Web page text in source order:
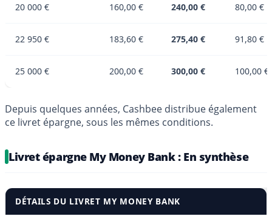
20 000 € 160,00 € 240,00 € 80,00 €
22 950 € 183,60 € 275,40 € 91,80 €
25 000 € 200,00 € 300,00 € 100,00 €
Depuis quelques années, Cashbee distribue également
ce livret épargne, sous les mêmes conditions.
Livret épargne My Money Bank : En synthèse
DÉTAILS DU LIVRET MY MONEY BANK